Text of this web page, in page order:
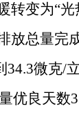
转变为“光
放总量完
34.3微克/
优良天数